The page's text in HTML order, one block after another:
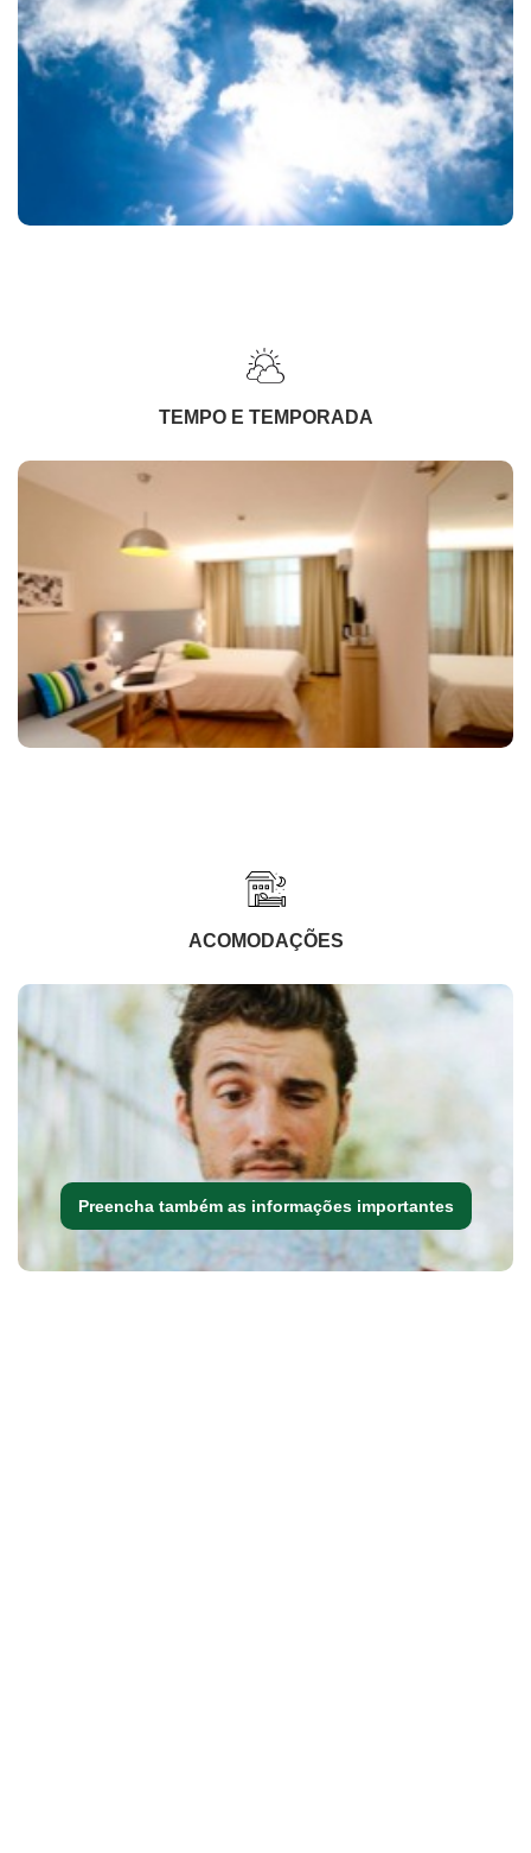
TEMPO E TEMPORADA
ACOMODAÇÕES
Preencha também as informações importantes